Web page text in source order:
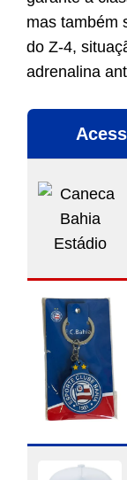
mas também
do Z-4,
adrenalina